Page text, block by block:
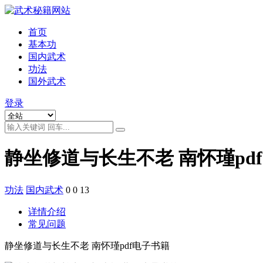
首页
基本功
国内武术
功法
国外武术
登录
静坐修道与长生不老 南怀瑾
功法 国内武术 0 0 13
详情介绍
常见问题
静坐修道与长生不老 南怀瑾pdf电子书籍